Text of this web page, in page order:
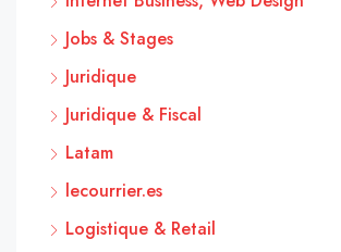
Jobs & Stages
Juridique
Juridique & Fiscal
Latam
lecourrier.es
Logistique & Retail